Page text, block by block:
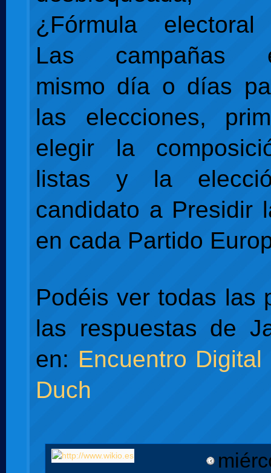
¿Fórmula electoral
Las campañas
mismo día o días
las elecciones,
elegir la
listas y la
candidato a Presidir
en cada Partido
Podéis ver todas las
las respuestas de
en: Encuentro
Duch